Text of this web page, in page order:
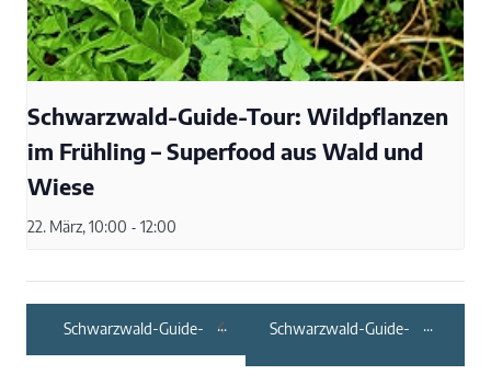
Schwarzwald-Guide-Tour: Wildpflanzen
im Frühling – Superfood aus Wald und
Wiese
22. März, 10:00 - 12:00
Schwarzwald-Guide-
Schwarzwald-Guide-
Frühling für Weinberg